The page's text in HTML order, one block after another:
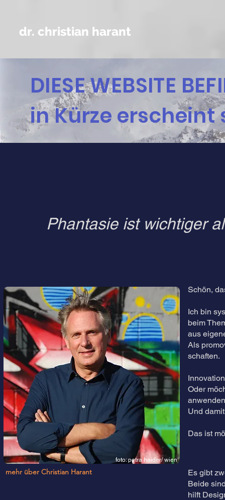
dr. christian harant
DIESE WEBSITE
in Kürze erscheint
Phantasie ist wichtiger
foto: petra haider/ wien
Schön,
Ich bin
beim
aus
Als
schaften.
Oder
Und
Das ist
mehr über Christian Harant
Es gibt
Beide
hilft